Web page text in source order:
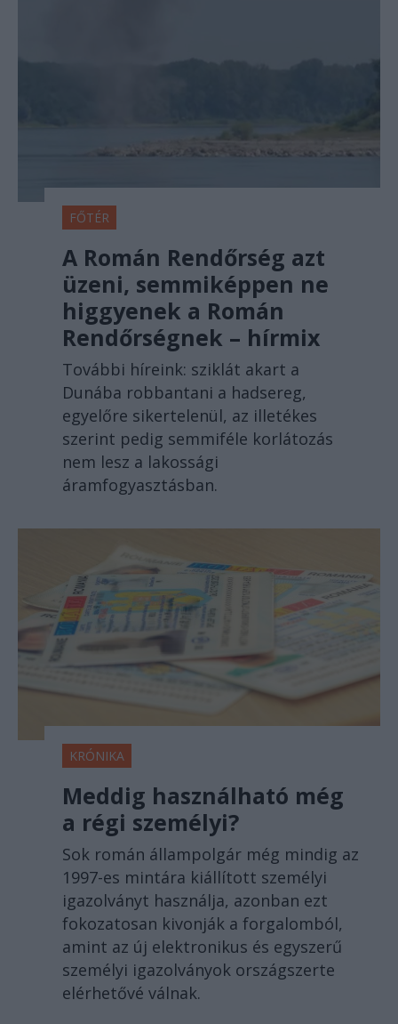
FŐTÉR
A Román Rendőrség azt
üzeni, semmiképpen ne
higgyenek a Román
Rendőrségnek – hírmix
További híreink: sziklát akart a
Dunába robbantani a hadsereg,
egyelőre sikertelenül, az illetékes
szerint pedig semmiféle korlátozás
nem lesz a lakossági
áramfogyasztásban.
KRÓNIKA
Meddig használható még
a régi személyi?
Sok román állampolgár még mindig az
1997-es mintára kiállított személyi
igazolványt használja, azonban ezt
fokozatosan kivonják a forgalomból,
amint az új elektronikus és egyszerű
személyi igazolványok országszerte
elérhetővé válnak.